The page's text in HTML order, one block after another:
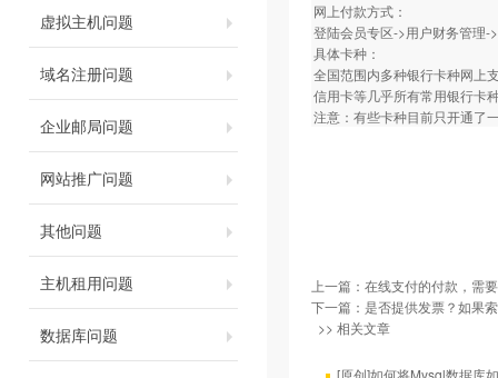
虚拟主机问题
域名注册问题
企业邮局问题
网站推广问题
其他问题
主机租用问题
数据库问题
网上付款方式：
登陆会员专区->用户财务管理-
具体卡种：
全国范围内多种银行卡种网上
信用卡等几乎所有常用银行卡
注意：有些卡种目前只开通了
上一篇： 在线支付的付款，需
下一篇： 是否提供发票？如果
>> 相关文章
[原创]如何将Mysql数据库